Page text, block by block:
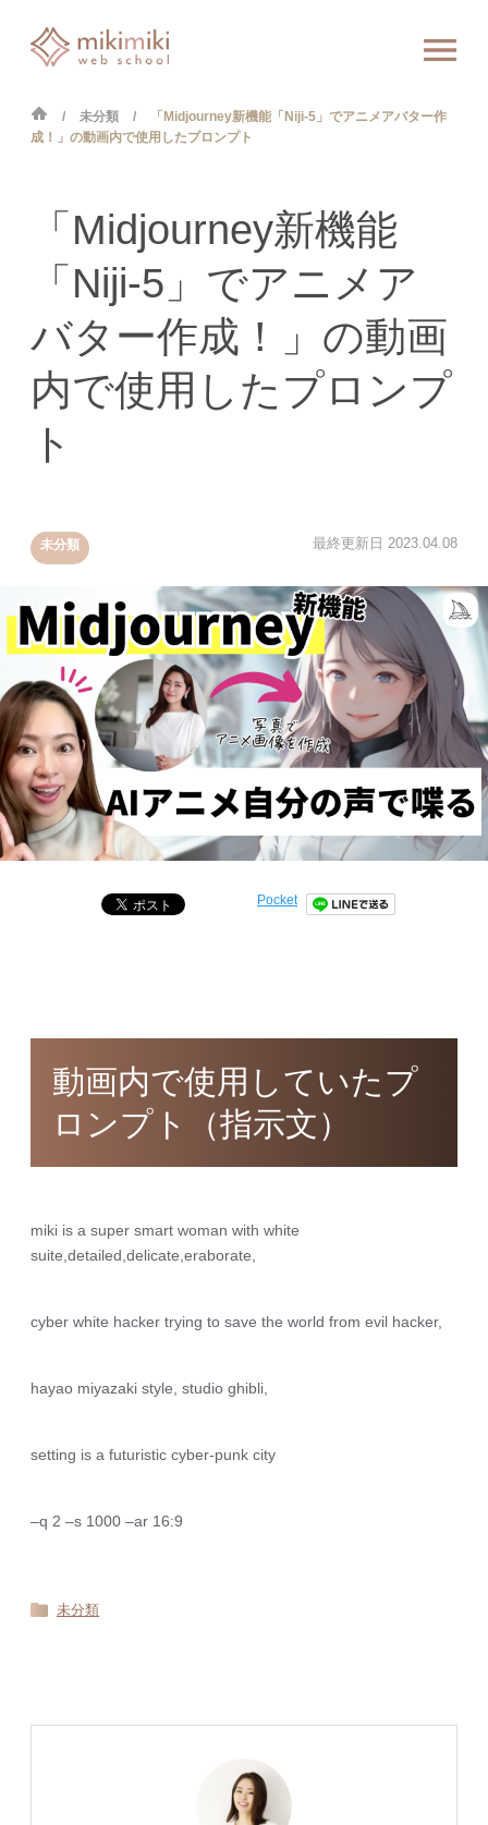
未分類
「Midjourney新機能「Niji-5」でアニメアバター作
成！」の動画内で使用したプロンプト
未分類 最終更新日 2023.04.08
「Midjourney新機能
「Niji-5」でアニメア
バター作成！」の動画
内で使用したプロンプ
ト
Pocket
動画内で使用していたプ
ロンプト（指示文）
miki is a super smart woman with white
suite,detailed,delicate,eraborate,
cyber white hacker trying to save the world from evil hacker,
hayao miyazaki style, studio ghibli,
setting is a futuristic cyber-punk city
–q 2 –s 1000 –ar 16:9
未分類